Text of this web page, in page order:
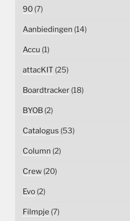
90 (7)
Aanbiedingen (14)
Accu (1)
attacKIT (25)
Boardtracker (18)
BYOB (2)
Catalogus (53)
Column (2)
Crew (20)
Evo (2)
Filmpje (7)